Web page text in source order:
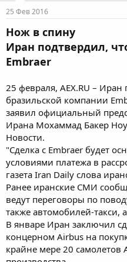
25 Фев 2016
Нож в спину
Иран подтвердил,
Embraer
25 февраля, AEX.RU – Иран
бразильской компании
заявил официальный
Ирана Мохаммад Бакер
Новости.
"Сделка с Embraer будет
условиями платежа в
газета Iran Daily слова
Ранее иранские СМИ
ведут переговоры по
также автомобилей-такси,
В январе Иран заключил
концерном Airbus на
крайне мере 20 самолетов